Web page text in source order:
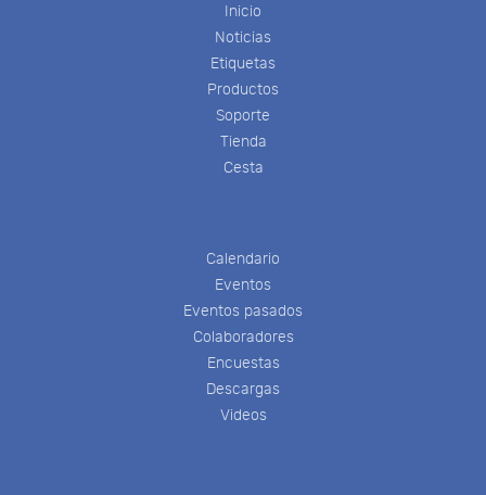
Inicio
Noticias
Etiquetas
Productos
Soporte
Tienda
Cesta
Calendario
Eventos
Eventos pasados
Colaboradores
Encuestas
Descargas
Videos